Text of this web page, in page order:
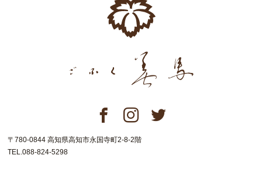
〒780-0844 高知県高知市永国寺町2-8-2階
TEL.088-824-5298